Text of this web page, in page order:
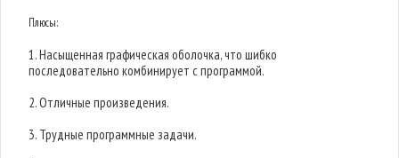
Плюсы:
1. Насыщенная графическая оболочка, что шибко
последовательно комбинирует с программой.
2. Отличные произведения.
3. Трудные программные задачи.